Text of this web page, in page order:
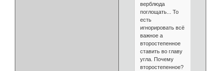
верблюда
поглощать... То
есть
игнорировать всё
важное а
второстепенное
ставить во главу
угла. Почему
второстепенное?